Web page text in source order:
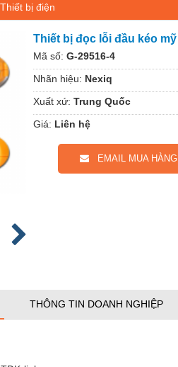
Thiết bị điện
Thiết bị đọc lỗi đầu kéo mỹ
Mã số: G-29516-4
Nhãn hiệu: Nexiq
Xuất xứ: Trung Quốc
Giá: Liên hệ
EMAIL MUA HÀNG
THÔNG TIN DOANH NGHIỆP